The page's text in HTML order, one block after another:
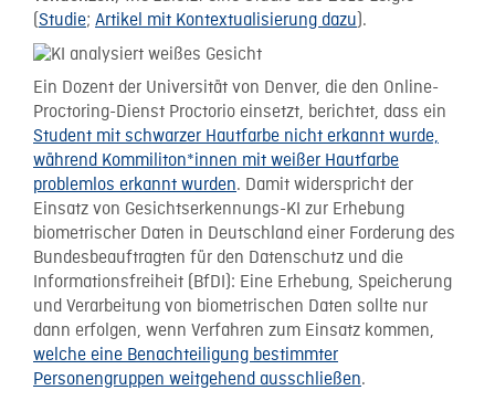
(Studie; Artikel mit Kontextualisierung dazu).
Ein Dozent der Universität von Denver, die den Online-
Proctoring-Dienst Proctorio einsetzt, berichtet, dass ein
Student mit schwarzer Hautfarbe nicht erkannt wurde,
während Kommiliton*innen mit weißer Hautfarbe
problemlos erkannt wurden. Damit widerspricht der
Einsatz von Gesichtserkennungs-KI zur Erhebung
biometrischer Daten in Deutschland einer Forderung des
Bundesbeauftragten für den Datenschutz und die
Informationsfreiheit (BfDI): Eine Erhebung, Speicherung
und Verarbeitung von biometrischen Daten sollte nur
dann erfolgen, wenn Verfahren zum Einsatz kommen,
welche eine Benachteiligung bestimmter
Personengruppen weitgehend ausschließen.